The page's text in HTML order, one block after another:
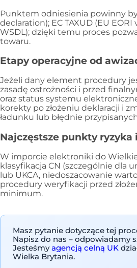
Punktem odniesienia powinny
declaration); EC TAXUD (EU
WSDL); dzięki temu proces
towaru.
Etapy operacyjne od
Jeżeli dany element procedury
zasadę ostrożności i przed
oraz status systemu
korekty po złożeniu deklaracji i
ładunku lub błędnie
Najczęstsze punkty ryzyka
W imporcie elektroniki do
klasyfikacja CN (szczególnie dla
lub UKCA, niedoszacowanie
procedury weryfikacji przed
minimum.
Masz pytanie dotyczące tej
Napisz do nas – odpowiadamy
Jesteśmyagencją celną UK
Wielka Brytania.